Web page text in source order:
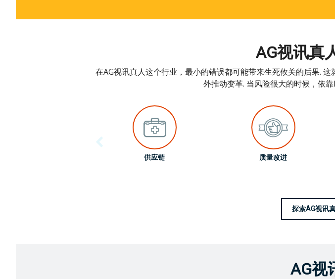
AG视讯真
在AG视讯真人这个行业，最小的错误都可能带来生死攸关的后果.
外推动变革. 当风险很大的时候，依
供应链 质量改进
探索AG视讯
AG视